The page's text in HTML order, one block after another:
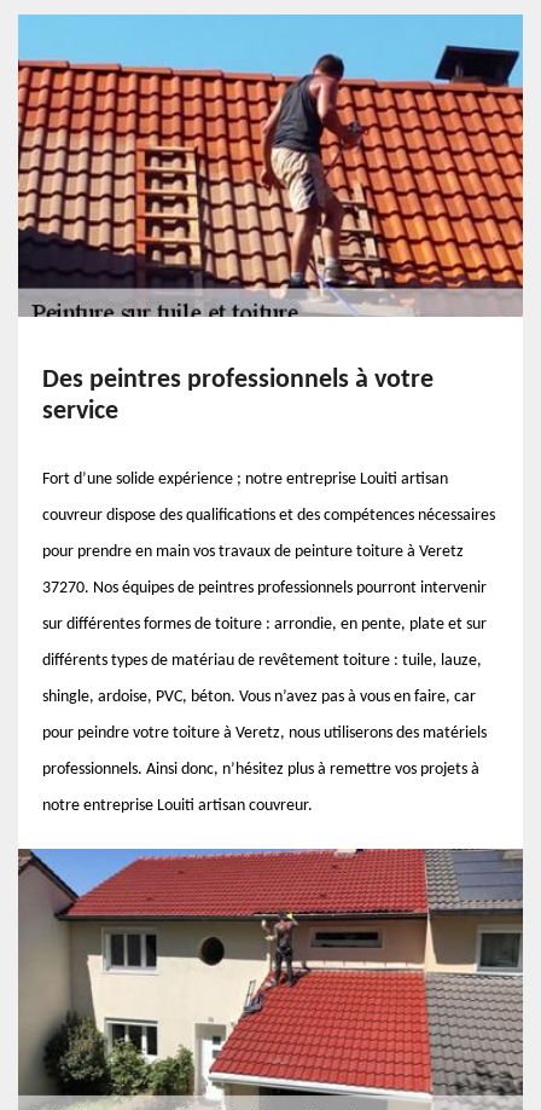
Des peintres professionnels à votre
service
Fort d’une solide expérience ; notre entreprise Louiti artisan
couvreur dispose des qualifications et des compétences nécessaires
pour prendre en main vos travaux de peinture toiture à Veretz
37270. Nos équipes de peintres professionnels pourront intervenir
sur différentes formes de toiture : arrondie, en pente, plate et sur
différents types de matériau de revêtement toiture : tuile, lauze,
shingle, ardoise, PVC, béton. Vous n’avez pas à vous en faire, car
pour peindre votre toiture à Veretz, nous utiliserons des matériels
professionnels. Ainsi donc, n’hésitez plus à remettre vos projets à
notre entreprise Louiti artisan couvreur.